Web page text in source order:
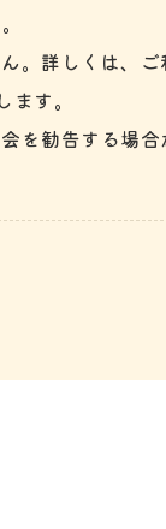
詳しくは、ご
す。
勧告する場合